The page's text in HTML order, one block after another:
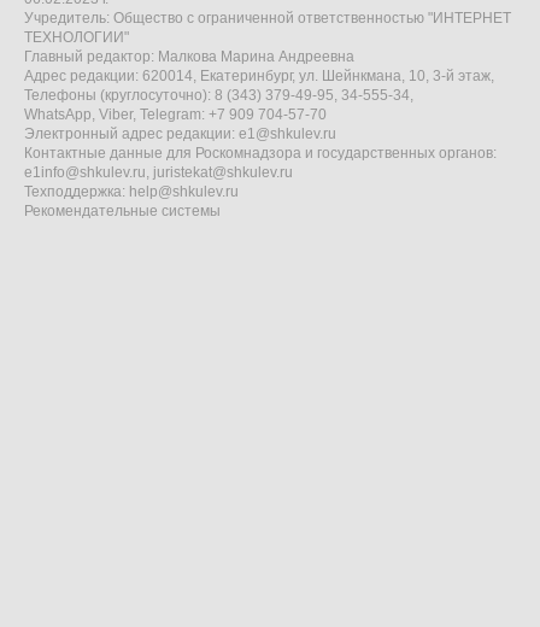
Учредитель: Общество с ограниченной ответственностью "ИНТЕРНЕТ
ТЕХНОЛОГИИ"
Главный редактор: Малкова Марина Андреевна
Адрес редакции: 620014, Екатеринбург, ул. Шейнкмана, 10, 3-й этаж,
Телефоны (круглосуточно): 8 (343) 379-49-95, 34-555-34,
WhatsApp, Viber, Telegram: +7 909 704-57-70
Электронный адрес редакции: e1@shkulev.ru
Контактные данные для Роскомнадзора и государственных органов:
e1info@shkulev.ru, juristekat@shkulev.ru
Техподдержка: help@shkulev.ru
Рекомендательные системы